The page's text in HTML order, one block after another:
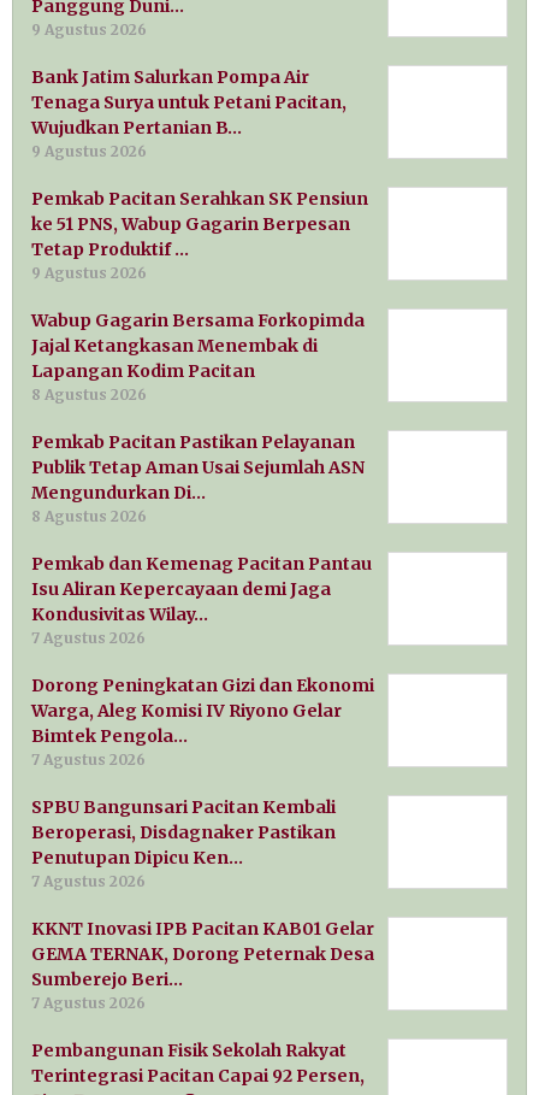
Panggung Duni…
9 Agustus 2026
Bank Jatim Salurkan Pompa Air
Tenaga Surya untuk Petani Pacitan,
Wujudkan Pertanian B…
9 Agustus 2026
Pemkab Pacitan Serahkan SK Pensiun
ke 51 PNS, Wabup Gagarin Berpesan
Tetap Produktif …
9 Agustus 2026
Wabup Gagarin Bersama Forkopimda
Jajal Ketangkasan Menembak di
Lapangan Kodim Pacitan
8 Agustus 2026
Pemkab Pacitan Pastikan Pelayanan
Publik Tetap Aman Usai Sejumlah ASN
Mengundurkan Di…
8 Agustus 2026
Pemkab dan Kemenag Pacitan Pantau
Isu Aliran Kepercayaan demi Jaga
Kondusivitas Wilay…
7 Agustus 2026
Dorong Peningkatan Gizi dan Ekonomi
Warga, Aleg Komisi IV Riyono Gelar
Bimtek Pengola…
7 Agustus 2026
SPBU Bangunsari Pacitan Kembali
Beroperasi, Disdagnaker Pastikan
Penutupan Dipicu Ken…
7 Agustus 2026
KKNT Inovasi IPB Pacitan KAB01 Gelar
GEMA TERNAK, Dorong Peternak Desa
Sumberejo Beri…
7 Agustus 2026
Pembangunan Fisik Sekolah Rakyat
Terintegrasi Pacitan Capai 92 Persen,